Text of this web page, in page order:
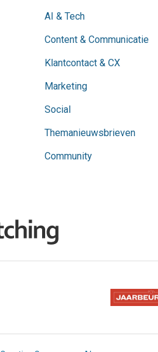
AI & Tech
Content & Communicatie
Klantcontact & CX
Marketing
Social
Themanieuwsbrieven
Community